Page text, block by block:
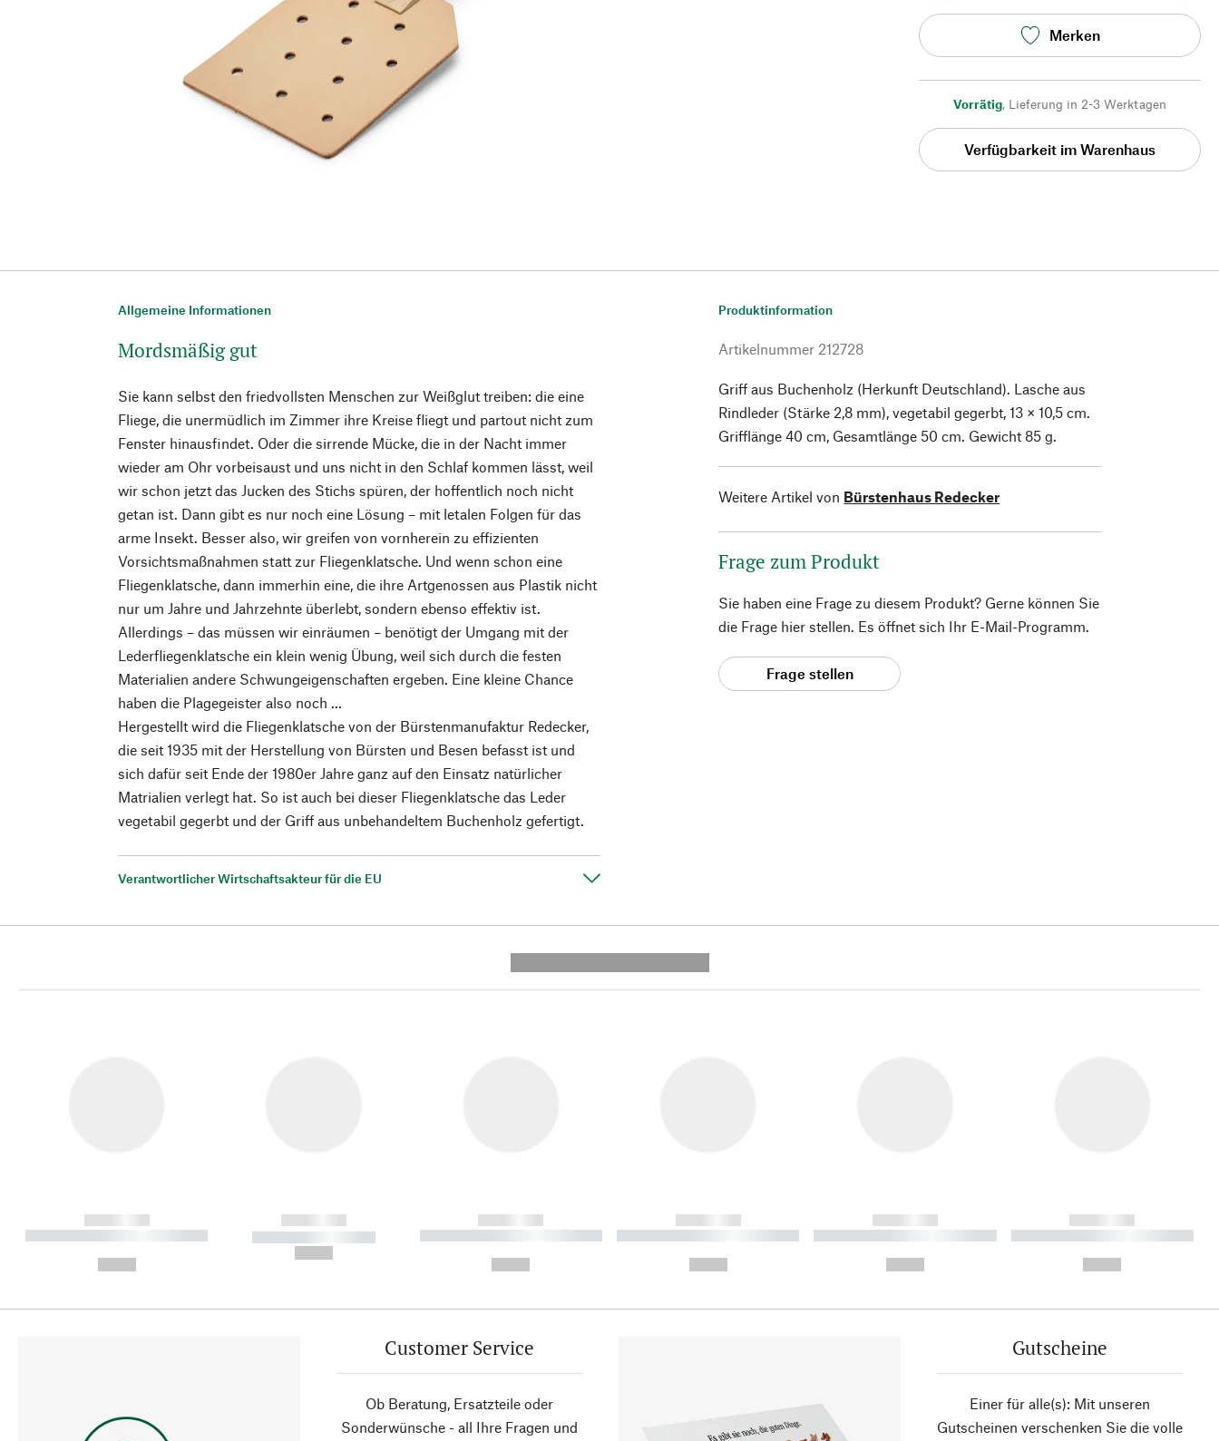
Merken
Vorrätig, Lieferung in 2-3 Werktagen
Verfügbarkeit im Warenhaus
Allgemeine Informationen
Mordsmäßig gut
Sie kann selbst den friedvollsten Menschen zur Weißglut treiben: die eine
Fliege, die unermüdlich im Zimmer ihre Kreise fliegt und partout nicht zum
Fenster hinausfindet. Oder die sirrende Mücke, die in der Nacht immer
wieder am Ohr vorbeisaust und uns nicht in den Schlaf kommen lässt, weil
wir schon jetzt das Jucken des Stichs spüren, der hoffentlich noch nicht
getan ist. Dann gibt es nur noch eine Lösung – mit letalen Folgen für das
arme Insekt. Besser also, wir greifen von vornherein zu effizienten
Vorsichtsmaßnahmen statt zur Fliegenklatsche. Und wenn schon eine
Fliegenklatsche, dann immerhin eine, die ihre Artgenossen aus Plastik nicht
nur um Jahre und Jahrzehnte überlebt, sondern ebenso effektiv ist.
Allerdings – das müssen wir einräumen – benötigt der Umgang mit der
Lederfliegenklatsche ein klein wenig Übung, weil sich durch die festen
Materialien andere Schwungeigenschaften ergeben. Eine kleine Chance
haben die Plagegeister also noch ...
Hergestellt wird die Fliegenklatsche von der Bürstenmanufaktur Redecker,
die seit 1935 mit der Herstellung von Bürsten und Besen befasst ist und
sich dafür seit Ende der 1980er Jahre ganz auf den Einsatz natürlicher
Matrialien verlegt hat. So ist auch bei dieser Fliegenklatsche das Leder
vegetabil gegerbt und der Griff aus unbehandeltem Buchenholz gefertigt.
Verantwortlicher Wirtschaftsakteur für die EU
Produktinformation
Artikelnummer 212728
Griff aus Buchenholz (Herkunft Deutschland). Lasche aus
Rindleder (Stärke 2,8 mm), vegetabil gegerbt, 13 × 10,5 cm.
Grifflänge 40 cm, Gesamtlänge 50 cm. Gewicht 85 g.
Weitere Artikel von Bürstenhaus Redecker
Frage zum Produkt
Sie haben eine Frage zu diesem Produkt? Gerne können Sie
die Frage hier stellen. Es öffnet sich Ihr E-Mail-Programm.
Frage stellen
------------
----------- ----------- ----------
------------
----------- -----------
------------
----------- ----------- ----------
------------
----------- ----------- ----------
------------
----------- ----------- ----------
------------
----------- ----------- ----------
Customer Service
Ob Beratung, Ersatzteile oder
Sonderwünsche - all Ihre Fragen und
Gutscheine
Einer für alle(s): Mit unseren
Gutscheinen verschenken Sie die volle